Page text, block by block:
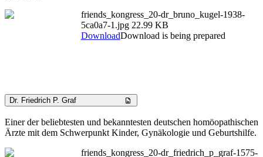
friends_kongress_20-dr_bruno_kugel-1938-
5ca0a7-1.jpg 22.99 KB
DownloadDownload is being prepared
Dr. Friedrich P. Graf
Einer der beliebtesten und bekanntesten deutschen homöopathischen
Ärzte mit dem Schwerpunkt Kinder, Gynäkologie und Geburtshilfe.
friends_kongress_20-dr_friedrich_p_graf-1575-